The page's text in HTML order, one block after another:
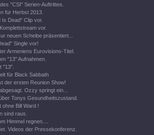
"CSI" Serien-Auftrittes.
für Herbst 2013.
Dead" Clip vor.
vor.
neuen Scheibe präsentiert...
Single vor!
Armeniens Eurovisions-Titel.
"13" Aufnahmen.
"13".
für Black Sabbath
der ersten Reunion Show!
Ozzy springt ein...
Tonys Gesundheitszustand.
ohne Bill Ward !
sind raus.
Himmel regnen....
Videos der Pressekonferenz.